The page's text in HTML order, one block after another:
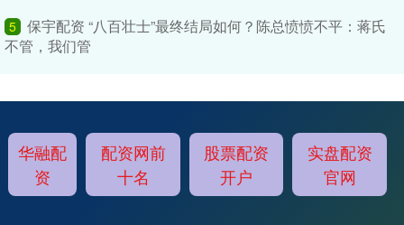
5 保宇配资 “八百壮士”最终结局如何？陈总愤愤不平：蒋氏
不管，我们管
华融配
资
配资网前
十名
股票配资
开户
实盘配资
官网